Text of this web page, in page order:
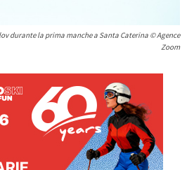
durante la prima manche a Santa Caterina © Agence
Zoom